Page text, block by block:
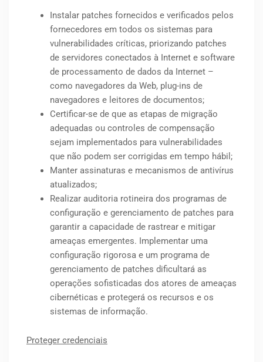
Instalar patches fornecidos e verificados pelos
fornecedores em todos os sistemas para
vulnerabilidades críticas, priorizando patches
de servidores conectados à Internet e software
de processamento de dados da Internet –
como navegadores da Web, plug-ins de
navegadores e leitores de documentos;
Certificar-se de que as etapas de migração
adequadas ou controles de compensação
sejam implementados para vulnerabilidades
que não podem ser corrigidas em tempo hábil;
Manter assinaturas e mecanismos de antivírus
atualizados;
Realizar auditoria rotineira dos programas de
configuração e gerenciamento de patches para
garantir a capacidade de rastrear e mitigar
ameaças emergentes. Implementar uma
configuração rigorosa e um programa de
gerenciamento de patches dificultará as
operações sofisticadas dos atores de ameaças
cibernéticas e protegerá os recursos e os
sistemas de informação.
Proteger credenciais